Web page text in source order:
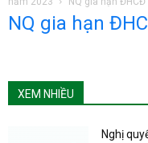
NQ gia hạn
XEM NHIỀU
Nghị